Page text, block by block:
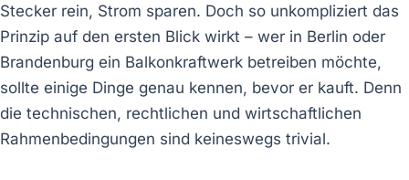
Stecker rein, Strom sparen. Doch so unkompliziert das
Prinzip auf den ersten Blick wirkt – wer in Berlin oder
Brandenburg ein Balkonkraftwerk betreiben möchte,
sollte einige Dinge genau kennen, bevor er kauft. Denn
die technischen, rechtlichen und wirtschaftlichen
Rahmenbedingungen sind keineswegs trivial.